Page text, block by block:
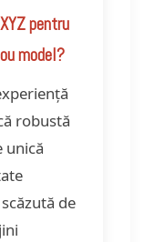
pentru
model?
robustă
unică
de